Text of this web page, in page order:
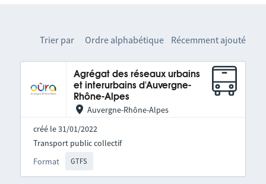
Trier par Ordre alphabétique Récemment ajouté
Agrégat des réseaux urbains
et interurbains d'Auvergne-
Rhône-Alpes
Auvergne-Rhône-Alpes
créé le 31/01/2022
Format GTFS
Transport public collectif